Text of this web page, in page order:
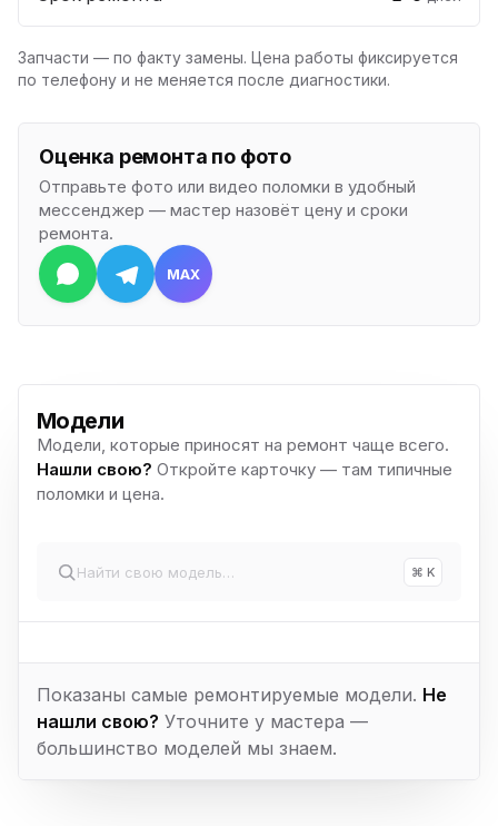
Запчасти — по факту замены. Цена работы фиксируется
по телефону и не меняется после диагностики.
Оценка ремонта по фото
Отправьте фото или видео поломки в удобный
мессенджер — мастер назовёт цену и сроки
ремонта.
MAX
Модели
Модели, которые приносят на ремонт чаще всего.
Нашли свою? Откройте карточку — там типичные
поломки и цена.
⌘ K
Показаны самые ремонтируемые модели. Не
нашли свою? Уточните у мастера —
большинство моделей мы знаем.